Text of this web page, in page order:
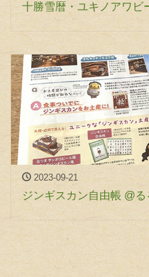
十勝雪暦・ユキノアワビ
2023-09-21
ジンギスカン自由帳 @